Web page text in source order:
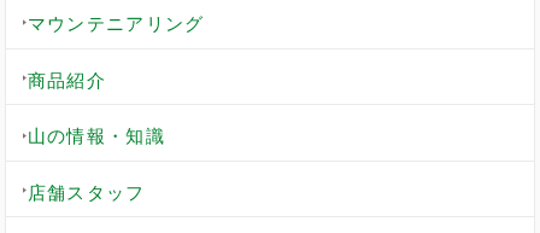
マウンテニアリング
商品紹介
山の情報・知識
店舗スタッフ